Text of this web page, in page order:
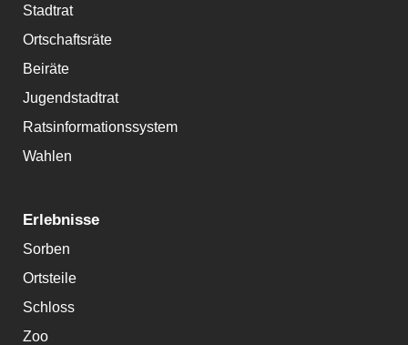
Stadtrat
Ortschaftsräte
Beiräte
Jugendstadtrat
Ratsinformationssystem
Wahlen
Erlebnisse
Sorben
Ortsteile
Schloss
Zoo